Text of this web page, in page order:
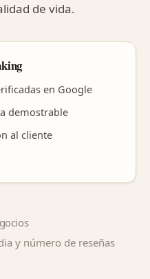
de vida.
en Google
demostrable
al cliente
y número de reseñas